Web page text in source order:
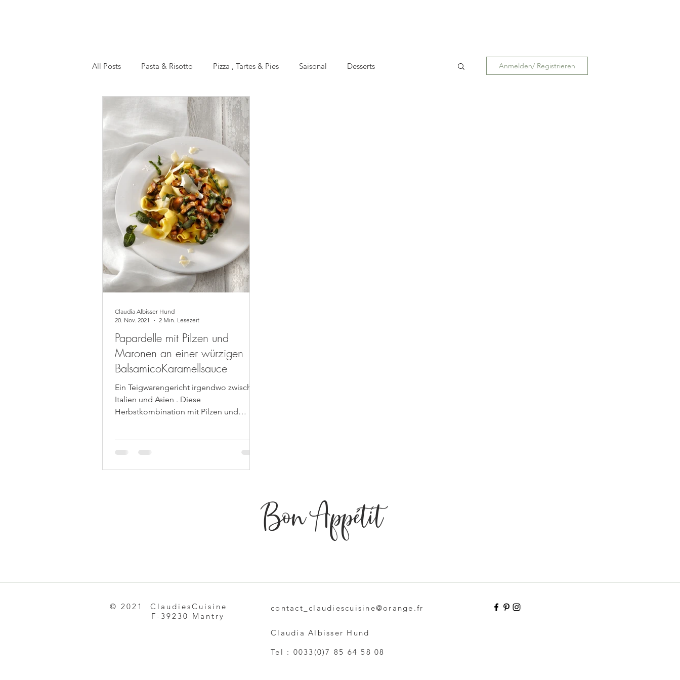
All Posts Pasta & Risotto Pizza , Tartes & Pies Saisonal Desserts
Recettes en français Slow Cooking
gesund Einmachen
Anmelden/ Registrieren
Papardelle mit Pilzen und
Maronen an einer würzigen
BalsamicoKaramellsauce
Ein Teigwarengericht irgendwo zwischen
Italien und Asien . Diese
Herbstkombination mit Pilzen und
Claudia Albisser Hund
20. Nov. 2021
2 Min. Lesezeit
Bon Appétit
© 2021 ClaudiesCuisine
F-39230 Mantry
contact_claudiescuisine@orange.fr
Claudia Albisser Hund
Tel : 0033(0)7 85 64 58 08